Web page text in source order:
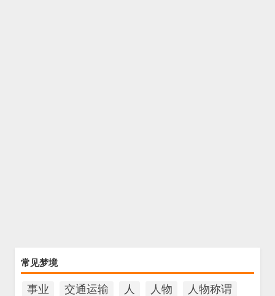
常见梦境
事业 交通运输 人 人物
人物称谓